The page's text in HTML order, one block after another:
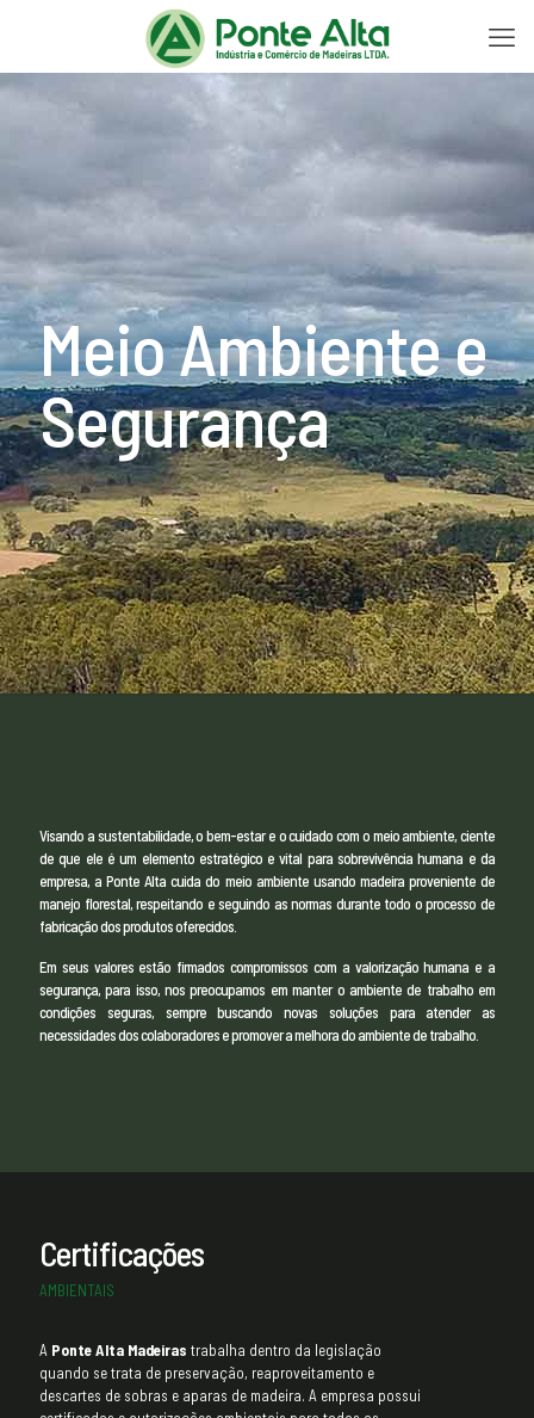
Meio Ambiente e
Segurança
Visando a sustentabilidade, o bem-estar e o cuidado com o meio ambiente, ciente
de que ele é um elemento estratégico e vital para sobrevivência humana e da
empresa, a Ponte Alta cuida do meio ambiente usando madeira proveniente de
manejo florestal, respeitando e seguindo as normas durante todo o processo de
fabricação dos produtos oferecidos.
Em seus valores estão firmados compromissos com a valorização humana e a
segurança, para isso, nos preocupamos em manter o ambiente de trabalho em
condições seguras, sempre buscando novas soluções para atender as
necessidades dos colaboradores e promover a melhora do ambiente de trabalho.
Certificações
AMBIENTAIS
A Ponte Alta Madeiras trabalha dentro da legislação
quando se trata de preservação, reaproveitamento e
descartes de sobras e aparas de madeira. A empresa possui